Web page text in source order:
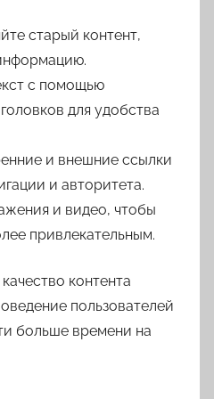
старый контент,
с помощью
для удобства
и внешние ссылки
и авторитета.
и видео, чтобы
привлекательным.
контента
пользователей
больше времени на